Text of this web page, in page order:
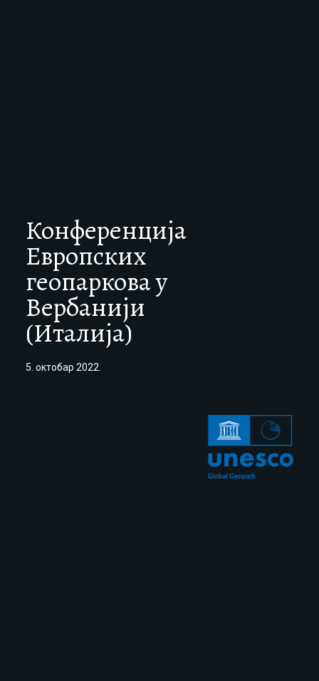
Конференција
Европских
геопаркова у
Вербанији
(Италија)
5. октобар 2022.